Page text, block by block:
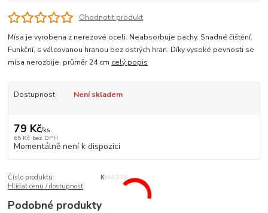
Ohodnotit produkt
Mísa je vyrobena z nerezové oceli. Neabsorbuje pachy. Snadné čištění.
Funkční, s válcovanou hranou bez ostrých hran. Díky vysoké pevnosti se
mísa nerozbije. průměr 24 cm celý popis
Dostupnost Není skladem
79 Kč/ks
65 Kč bez DPH
Momentálně není k dispozici
Číslo produktu:
KM4309
Hlídat cenu / dostupnost
Podobné produkty